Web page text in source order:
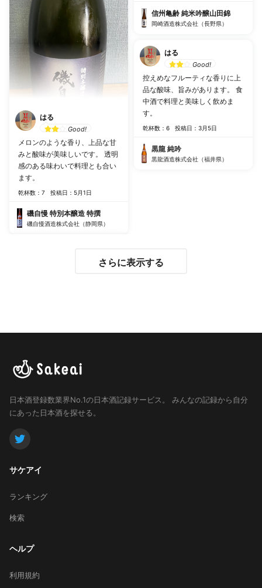
はる
Good!
メロンのような香り、上品な甘
みと酸味が美味しいです。 透明
感のある味わいで料理とも合い
ます。
乾杯数：7 投稿日：5月1日
磯自慢 特別本醸造 特撰
磯自慢酒造株式会社（静岡県）
信州亀齢 純米吟醸山田錦
岡崎酒造株式会社（長野県）
はる
Good!
控えめなフルーティな香りに上
品な酸味、旨みがあります。 食
中酒で料理と美味しく飲めま
す。
乾杯数：6 投稿日：3月5日
黒龍 純吟
黒龍酒造株式会社（福井県）
さらに表示する
日本酒登録数業界No.1の日本酒記録サービス。
みんなの記録から自分
にあった日本酒を探せる。
サケアイ
ランキング
検索
ヘルプ
利用規約